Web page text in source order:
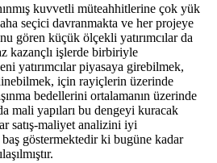
kuvvetli müteahhitlerine çok yük
seçici davranmakta ve her projeye
gören küçük ölçekli yatırımcılar da
kazançlı işlerde birbiriyle
yatırımcılar piyasaya girebilmek,
için rayiçlerin üzerinde
bedellerini ortalamanın üzerinde
mali yapıları bu dengeyi kuracak
satış-maliyet analizini iyi
baş göstermektedir ki bugüne kadar